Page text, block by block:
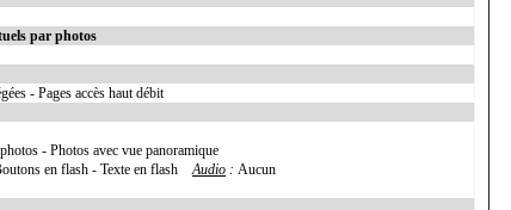
par photos
- Pages accès haut débit
- Photos avec vue panoramique
en flash - Texte en flashAudio : Aucun